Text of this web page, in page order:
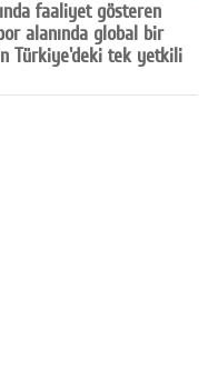
faaliyet gösteren
alanında global bir
Türkiye'deki tek yetkili